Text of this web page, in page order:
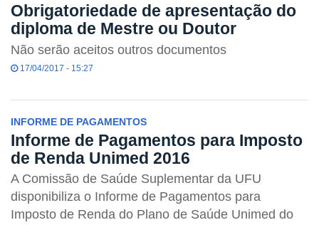
Obrigatoriedade de apresentação do
diploma de Mestre ou Doutor
Não serão aceitos outros documentos
17/04/2017 - 15:27
INFORME DE PAGAMENTOS
Informe de Pagamentos para Imposto
de Renda Unimed 2016
A Comissão de Saúde Suplementar da UFU
disponibiliza o Informe de Pagamentos para
Imposto de Renda do Plano de Saúde Unimed do